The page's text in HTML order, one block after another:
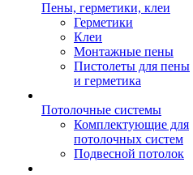
Пены, герметики, клеи
Герметики
Клеи
Монтажные пены
Пистолеты для пены
и герметика
Потолочные системы
Комплектующие для
потолочных систем
Подвесной потолок